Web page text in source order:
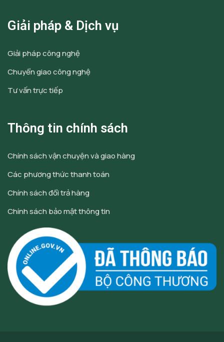
Giải pháp & Dịch vụ
Giải pháp công nghệ
Chuyển giao công nghệ
Tư vấn trực tiếp
Thông tin chính sách
Chính sách vận chuyện và giao hàng
Các phương thức thanh toán
Chính sách đổi trả hàng
Chính sách bảo mật thông tin